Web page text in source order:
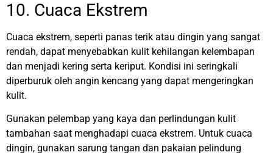
10. Cuaca Ekstrem
Cuaca ekstrem, seperti panas terik atau dingin yang sangat
rendah, dapat menyebabkan kulit kehilangan kelembapan
dan menjadi kering serta keriput. Kondisi ini seringkali
diperburuk oleh angin kencang yang dapat mengeringkan
kulit.
Gunakan pelembap yang kaya dan perlindungan kulit
tambahan saat menghadapi cuaca ekstrem. Untuk cuaca
dingin, gunakan sarung tangan dan pakaian pelindung